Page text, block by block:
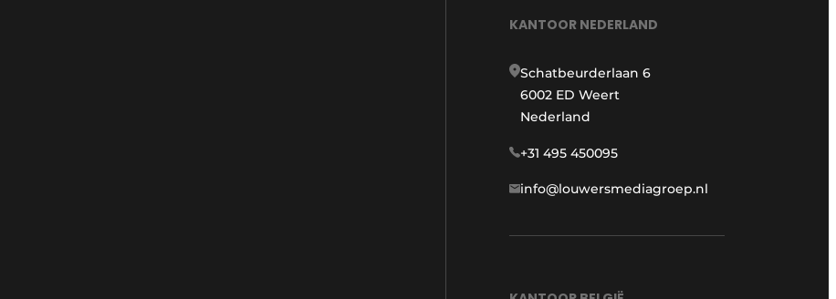
KANTOOR NEDERLAND
Schatbeurderlaan 6
6002 ED Weert
Nederland
+31 495 450095
info@louwersmediagroep.nl